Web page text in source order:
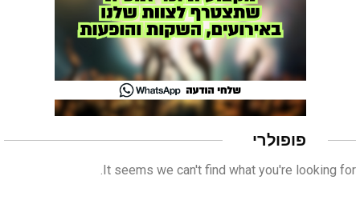
פופולרי
It seems we can't find what you're looking for.